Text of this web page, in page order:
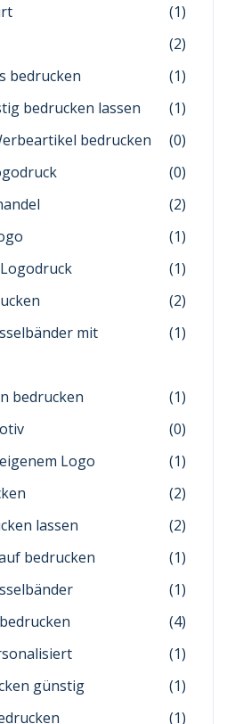
(1)
(2)
bedrucken
(1)
bedrucken lassen
(1)
bedrucken
(0)
(0)
(2)
(1)
(1)
(2)
mit
(1)
bedrucken
(1)
(0)
Logo
(1)
(2)
lassen
(2)
bedrucken
(1)
(1)
(4)
(1)
günstig
(1)
(1)